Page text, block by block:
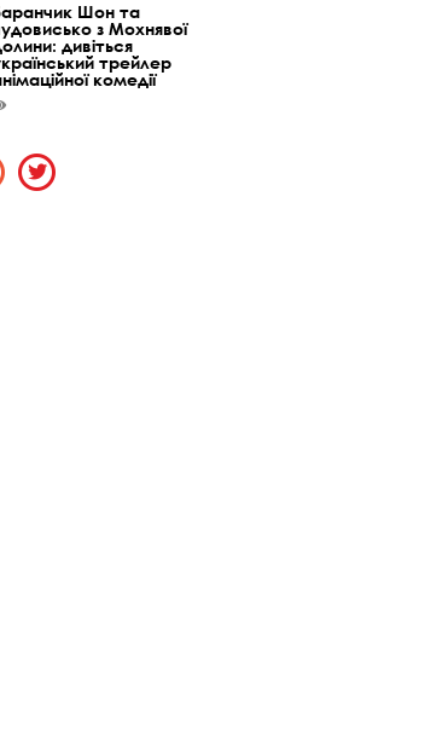
Шон та
з Мохнявої
дивіться
трейлер
комедії